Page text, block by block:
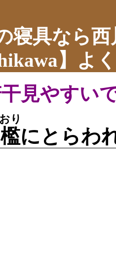
寝具なら西
】よ
見やすい
檻
おり
にとらわ